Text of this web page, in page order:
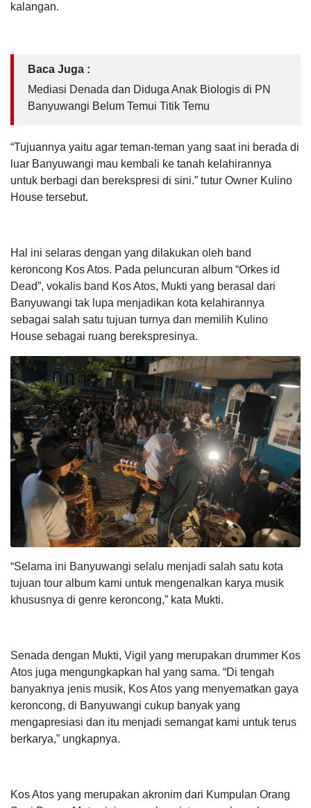
kalangan.
Baca Juga :
Mediasi Denada dan Diduga Anak Biologis di PN
Banyuwangi Belum Temui Titik Temu
“Tujuannya yaitu agar teman-teman yang saat ini berada di
luar Banyuwangi mau kembali ke tanah kelahirannya
untuk berbagi dan berekspresi di sini.” tutur Owner Kulino
House tersebut.
Hal ini selaras dengan yang dilakukan oleh band
keroncong Kos Atos. Pada peluncuran album “Orkes id
Dead”, vokalis band Kos Atos, Mukti yang berasal dari
Banyuwangi tak lupa menjadikan kota kelahirannya
sebagai salah satu tujuan turnya dan memilih Kulino
House sebagai ruang berekspresinya.
“Selama ini Banyuwangi selalu menjadi salah satu kota
tujuan tour album kami untuk mengenalkan karya musik
khususnya di genre keroncong,” kata Mukti.
Senada dengan Mukti, Vigil yang merupakan drummer Kos
Atos juga mengungkapkan hal yang sama. “Di tengah
banyaknya jenis musik, Kos Atos yang menyematkan gaya
keroncong, di Banyuwangi cukup banyak yang
mengapresiasi dan itu menjadi semangat kami untuk terus
berkarya,” ungkapnya.
Kos Atos yang merupakan akronim dari Kumpulan Orang